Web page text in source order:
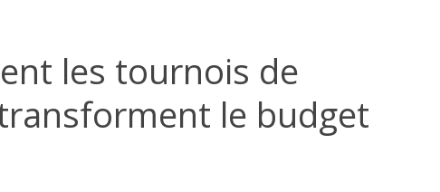
les tournois de
le budget